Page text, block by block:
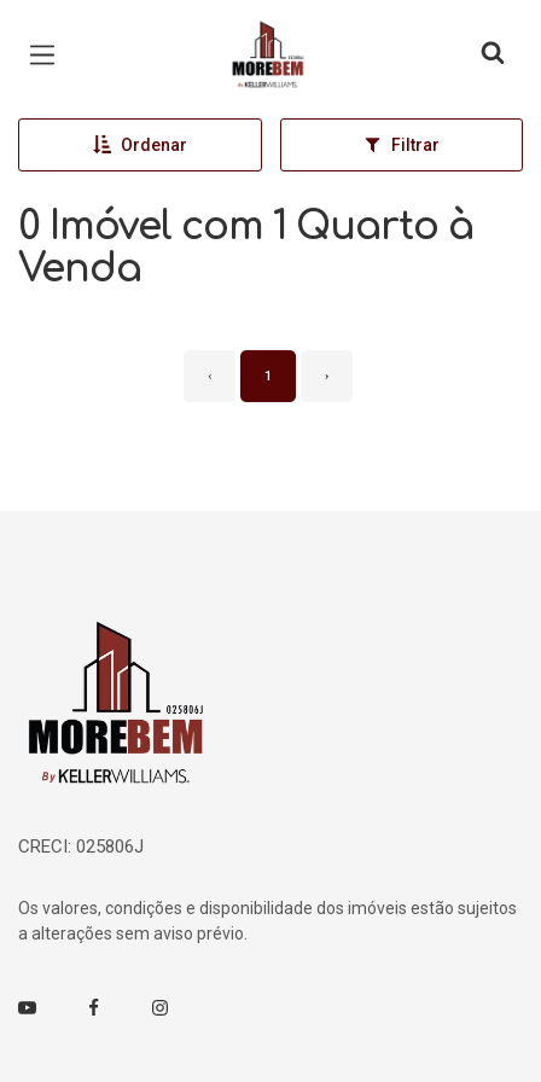
Página inicial
Ordenar Filtrar
0 Imóvel com 1 Quarto à
Venda
‹ 1 ›
Página inicial
CRECI: 025806J
Os valores, condições e disponibilidade dos imóveis estão sujeitos
a alterações sem aviso prévio.
Youtube FacebookInstagram